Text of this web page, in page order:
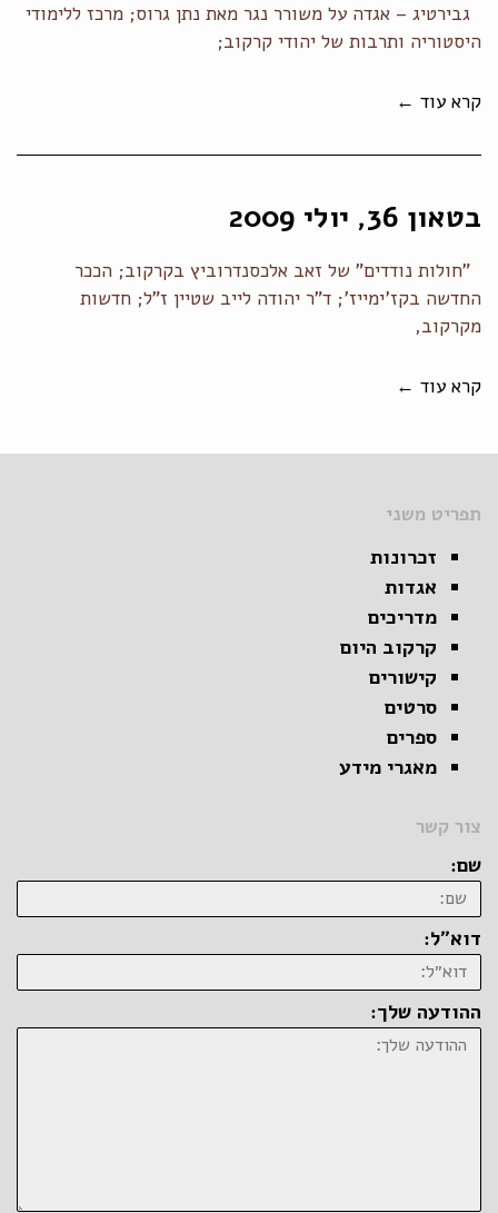
גבירטיג – אגדה על משורר נגר מאת נתן גרוס; מרכז ללימודי
היסטוריה ותרבות של יהודי קרקוב;
קרא עוד ←
בטאון 36, יולי 2009
"חולות נודדים" של זאב אלכסנדרוביץ בקרקוב; הככר
החדשה בקז'ימייז'; ד"ר יהודה לייב שטיין ז"ל; חדשות
מקרקוב,
קרא עוד ←
תפריט משני
זכרונות
אגדות
מדריכים
קרקוב היום
קישורים
סרטים
ספרים
מאגרי מידע
צור קשר
שם:
דוא״ל:
ההודעה שלך: